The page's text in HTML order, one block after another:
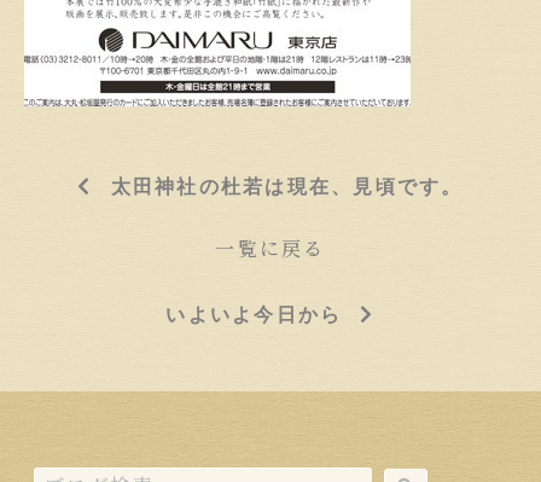
太田神社の杜若は現在、見頃です。
一覧に戻る
いよいよ今日から